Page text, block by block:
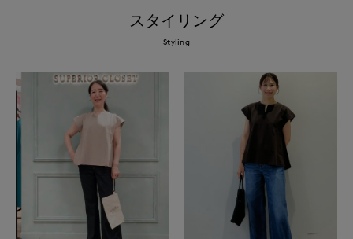
スタイリング
Styling